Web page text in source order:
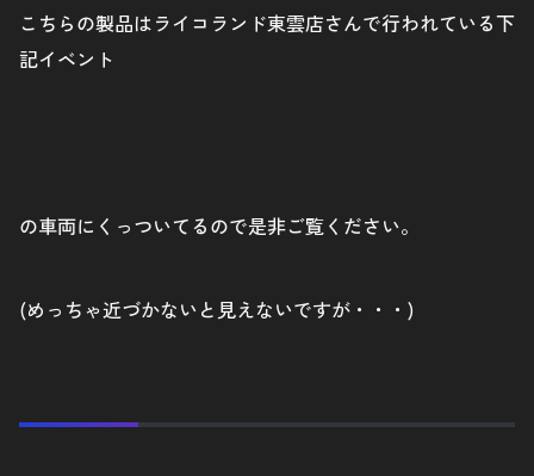
こちらの製品はライコランド東雲店さんで行われている下
記イベント
の車両にくっついてるので是非ご覧ください。
(めっちゃ近づかないと見えないですが・・・)